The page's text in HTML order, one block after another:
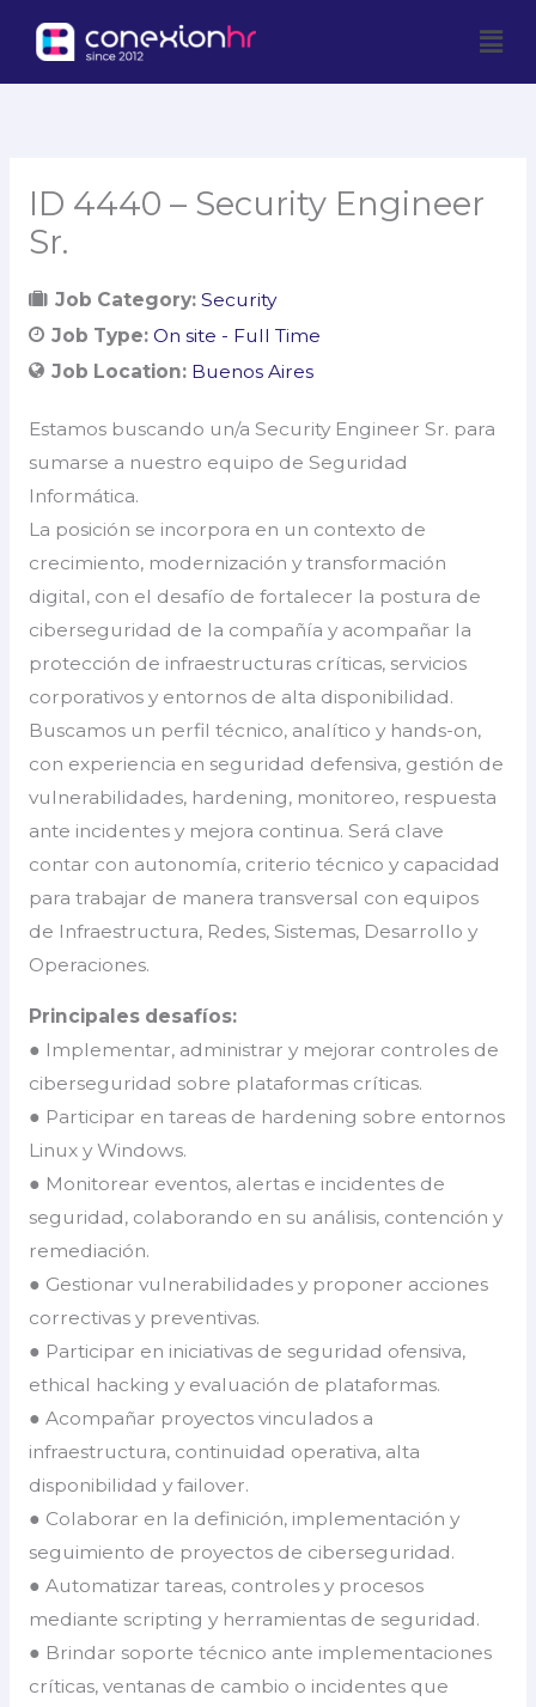
content
ID 4440 – Security Engineer
Sr.
Job Category: Security
Job Type: On site - Full Time
Job Location: Buenos Aires
Estamos buscando un/a Security Engineer Sr. para
sumarse a nuestro equipo de Seguridad
Informática.
La posición se incorpora en un contexto de
crecimiento, modernización y transformación
digital, con el desafío de fortalecer la postura de
ciberseguridad de la compañía y acompañar la
protección de infraestructuras críticas, servicios
corporativos y entornos de alta disponibilidad.
Buscamos un perfil técnico, analítico y hands-on,
con experiencia en seguridad defensiva, gestión de
vulnerabilidades, hardening, monitoreo, respuesta
ante incidentes y mejora continua. Será clave
contar con autonomía, criterio técnico y capacidad
para trabajar de manera transversal con equipos
de Infraestructura, Redes, Sistemas, Desarrollo y
Operaciones.
Principales desafíos:
● Implementar, administrar y mejorar controles de
ciberseguridad sobre plataformas críticas.
● Participar en tareas de hardening sobre entornos
Linux y Windows.
● Monitorear eventos, alertas e incidentes de
seguridad, colaborando en su análisis, contención y
remediación.
● Gestionar vulnerabilidades y proponer acciones
correctivas y preventivas.
● Participar en iniciativas de seguridad ofensiva,
ethical hacking y evaluación de plataformas.
● Acompañar proyectos vinculados a
infraestructura, continuidad operativa, alta
disponibilidad y failover.
● Colaborar en la definición, implementación y
seguimiento de proyectos de ciberseguridad.
● Automatizar tareas, controles y procesos
mediante scripting y herramientas de seguridad.
● Brindar soporte técnico ante implementaciones
críticas, ventanas de cambio o incidentes que